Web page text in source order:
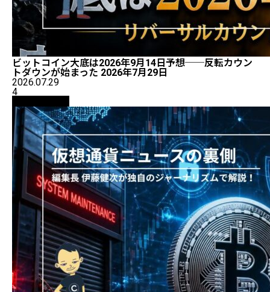
ビットコイン大底は2026年9月14日予想──反転カウン
トダウンが始まった 2026年7月29日
2026.07.29
4